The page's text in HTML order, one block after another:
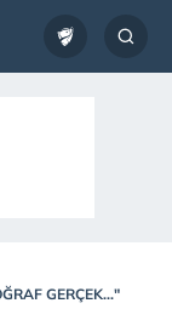
GERÇEK..."